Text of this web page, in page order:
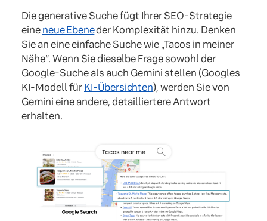
Die generative Suche fügt Ihrer SEO-Strategie
eineneue Ebeneder Komplexität hinzu. Denken
Sie an eine einfache Suche wie „Tacos in meiner
Nähe“. Wenn Sie dieselbe Frage sowohl der
Google-Suche als auch Gemini stellen (Googles
KI-Modell fürKI-Übersichten), werden Sie von
Gemini eine andere, detailliertere Antwort
erhalten.